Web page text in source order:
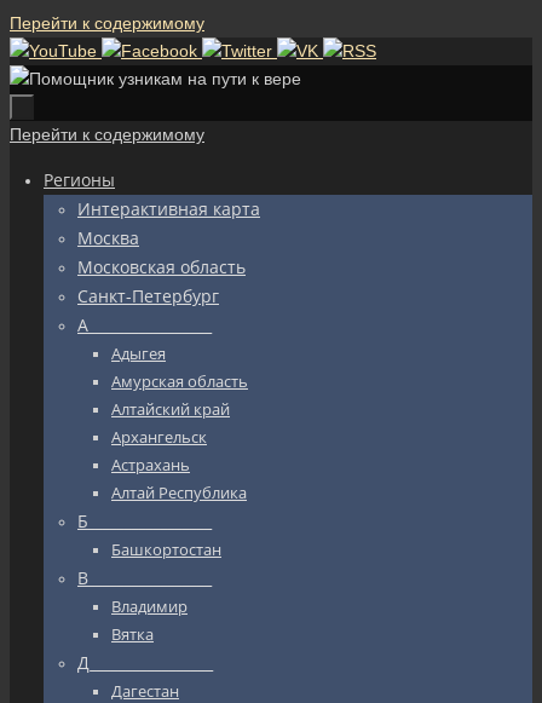
Перейти к содержимому
Перейти к содержимому
Регионы
Интерактивная карта
Москва
Московская область
Санкт-Петербург
А_________________
Адыгея
Амурская область
Алтайский край
Архангельск
Астрахань
Алтай Республика
Б_________________
Башкортостан
В_________________
Владимир
Вятка
Д_________________
Дагестан